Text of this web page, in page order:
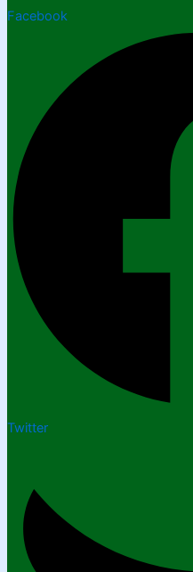
Facebook
Twitter